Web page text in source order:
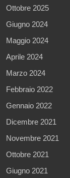
Ottobre 2025
Giugno 2024
Maggio 2024
Aprile 2024
Marzo 2024
Febbraio 2022
Gennaio 2022
Dicembre 2021
Novembre 2021
Ottobre 2021
Giugno 2021